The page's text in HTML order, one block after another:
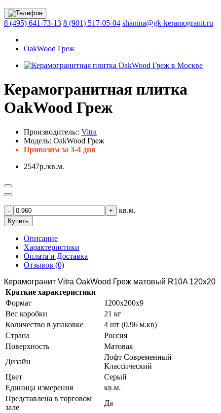
8 (495) 641-73-13 8 (901) 517-05-04 shanina@gk-keramogranit.ru
OakWood Греж
Керамогранитная плитка
OakWood Греж
Производитель:: Vitra
Модель: OakWood Греж
Привозим за 3-4 дня
2547р./кв.м.
- + кв.м.
Купить
Описание
Характеристики
Оплата и Доставка
Отзывов (0)
Керамогранит Vitra OakWood Греж матовый R10A 120х20
Краткие характеристики
Формат
1200х200х9
Вес коробки
21 кг
Количество в упаковке
4 шт (0.96 м.кв)
Страна
Россия
Поверхность
Матовая
Дизайн
Лофт Современный
Классический
Цвет
Серый
Единица измерения
кв.м.
Представлена в торговом
зале
Да